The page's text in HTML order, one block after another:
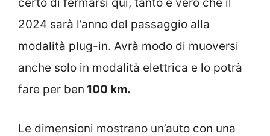
certo di fermarsi qui, tanto è vero che il
2024 sarà l’anno del passaggio alla
modalità plug-in. Avrà modo di muoversi
anche solo in modalità elettrica e lo potrà
fare per ben 100 km.
Le dimensioni mostrano un’auto con una